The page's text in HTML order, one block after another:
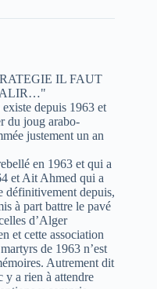
IL FAUT
depuis 1963 et
du joug arabo-
justement un an
en 1963 et qui a
et Ait Ahmed qui a
définitivement depuis,
à part battre le pavé
d’Alger
et cette association
de 1963 n’est
Autrement dit
a rien à attendre